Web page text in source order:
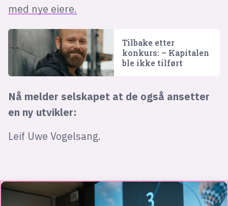
med nye eiere.
Tilbake etter
konkurs: – Kapitalen
ble ikke tilført
Nå melder selskapet at de også ansetter
en ny utvikler:
Leif Uwe Vogelsang.